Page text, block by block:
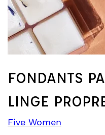
FONDANTS
LINGE
Five Women